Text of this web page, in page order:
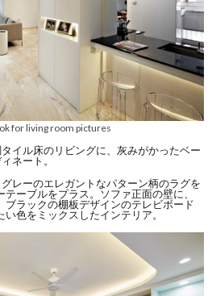
for living room pictures
イル床のリビングに、灰みがかったベー
ネート。
レーのエレガントなパターン柄のラグを
ーブルをプラス。ソファ正面の壁に、
ラックの棚板デザインのテレビボード
色をミックスしたインテリア。